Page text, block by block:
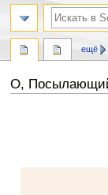
О, Посылающий
ещё